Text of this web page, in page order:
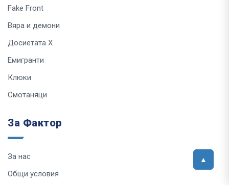
Fake Front
Вяра и демони
Досиетата Х
Емигранти
Клюки
Смотаняци
За Фактор
За нас
Общи условия